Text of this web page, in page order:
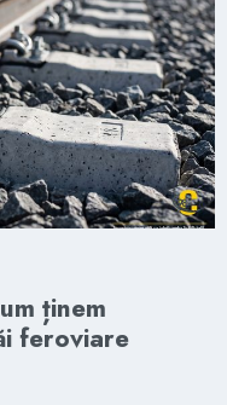
ținem
feroviare